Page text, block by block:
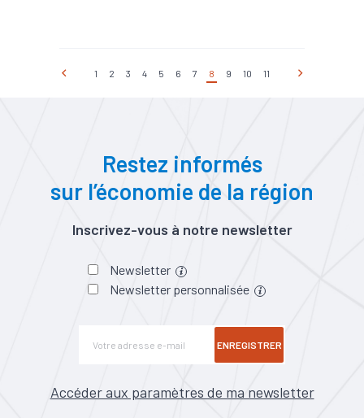
#Défaillance
#Emploi
#Export
#Immobilier
#Implantation
#Production
#Revenu
#RSA
#Santé financière
#Tendance économique
1 2 3 4 5 6 7 8 9 10 11
Restez informés
sur l’économie de la région
Inscrivez-vous à notre newsletter
Newsletter
Newsletter personnalisée
ENREGISTRER
Accéder aux paramètres de ma newsletter